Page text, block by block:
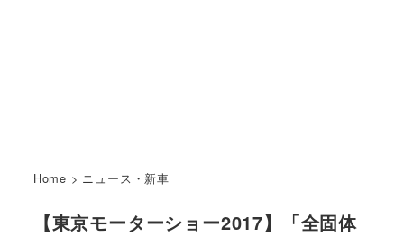
Home > ニュース・新車
【東京モーターショー2017】「全固体